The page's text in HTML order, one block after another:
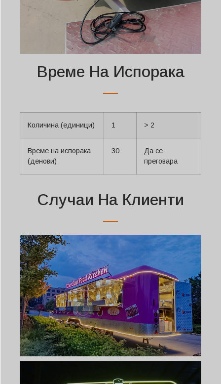
Време На Испорака
Количина (единици) 1 > 2
Време на испорака
(денови)
30
Да се
преговара
Случаи На Клиенти